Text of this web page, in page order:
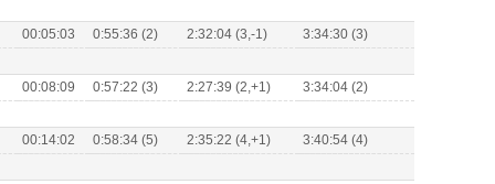
00:05:03 0:55:36 (2) 2:32:04 (3,-1) 3:34:30 (3)
00:08:09 0:57:22 (3) 2:27:39 (2,+1) 3:34:04 (2)
00:14:02 0:58:34 (5) 2:35:22 (4,+1) 3:40:54 (4)